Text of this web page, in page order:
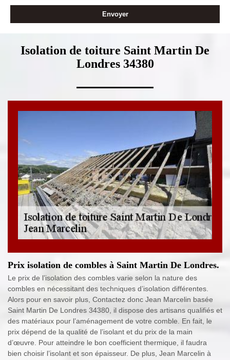
Isolation de toiture Saint Martin De
Londres 34380
Prix isolation de combles à Saint Martin De Londres.
Le prix de l’isolation des combles varie selon la nature des
combles en nécessitant des techniques d’isolation différentes.
Alors pour en savoir plus, Contactez donc Jean Marcelin basée
Saint Martin De Londres 34380, il dispose des artisans qualifiés et
des matériaux pour l’aménagement de votre comble. En fait, le
prix dépend de la qualité de l’isolant et du prix de la main
d’œuvre. Pour atteindre le bon coefficient thermique, il faudra
bien choisir l’isolant et son épaisseur. De plus, Jean Marcelin à